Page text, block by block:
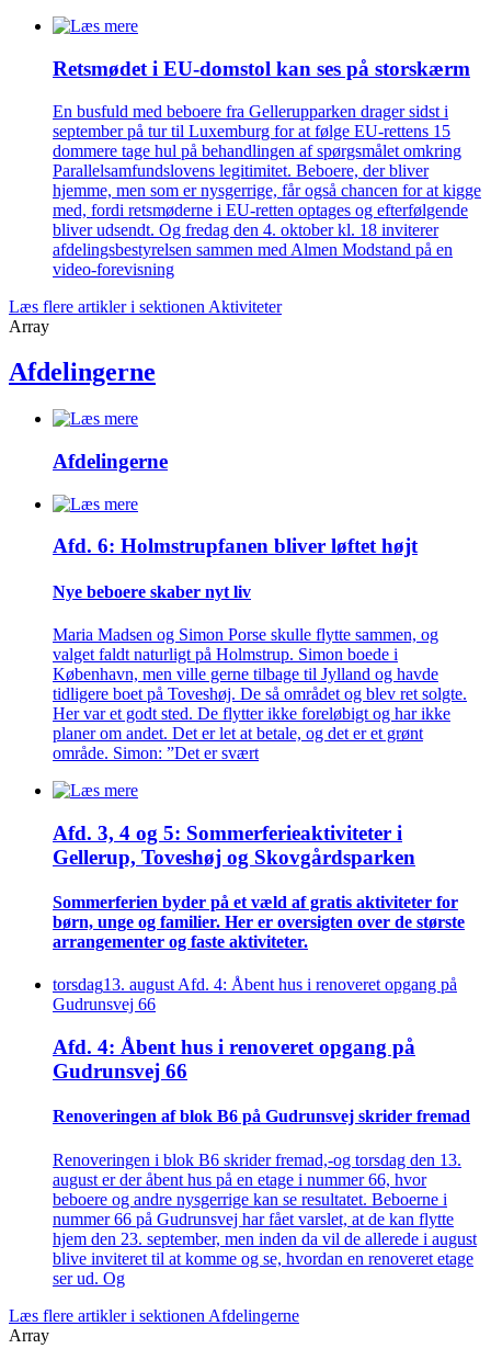
Retsmødet i EU-domstol kan ses på storskærm
En busfuld med beboere fra Gellerupparken drager sidst i
september på tur til Luxemburg for at følge EU-rettens 15
dommere tage hul på behandlingen af spørgsmålet omkring
Parallelsamfundslovens legitimitet. Beboere, der bliver
hjemme, men som er nysgerrige, får også chancen for at kigge
med, fordi retsmøderne i EU-retten optages og efterfølgende
bliver udsendt. Og fredag den 4. oktober kl. 18 inviterer
afdelingsbestyrelsen sammen med Almen Modstand på en
video-forevisning
Læs flere artikler i sektionen Aktiviteter
Array
Afdelingerne
Afdelingerne
Afd. 6: Holmstrupfanen bliver løftet højt
Nye beboere skaber nyt liv
Maria Madsen og Simon Porse skulle flytte sammen, og
valget faldt naturligt på Holmstrup. Simon boede i
København, men ville gerne tilbage til Jylland og havde
tidligere boet på Toveshøj. De så området og blev ret solgte.
Her var et godt sted. De flytter ikke foreløbigt og har ikke
planer om andet. Det er let at betale, og det er et grønt
område. Simon: ”Det er svært
Afd. 3, 4 og 5: Sommer­ferie­aktiviteter i
Gellerup, Toveshøj og Skovgårds­parken
Sommer­ferien byder på et væld af gratis aktiviteter for
børn, unge og familier. Her er oversigten over de største
arrangementer og faste aktiviteter.
torsdag13. august Afd. 4: Åbent hus i renoveret opgang på
Gudrunsvej 66
Afd. 4: Åbent hus i renoveret opgang på
Gudrunsvej 66
Renove­ringen af blok B6 på Gudrunsvej skrider fremad
Renoveringen i blok B6 skrider fremad,-og torsdag den 13.
august er der åbent hus på en etage i nummer 66, hvor
beboere og andre nysgerrige kan se resultatet. Beboerne i
nummer 66 på Gudrunsvej har fået varslet, at de kan flytte
hjem den 23. september, men inden da vil de allerede i august
blive inviteret til at komme og se, hvordan en renoveret etage
ser ud. Og
Læs flere artikler i sektionen Afdelingerne
Array